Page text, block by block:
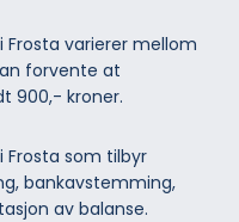
Frosta varierer mellom
forvente at
900,- kroner.
Frosta som tilbyr
bankavstemming,
av balanse.